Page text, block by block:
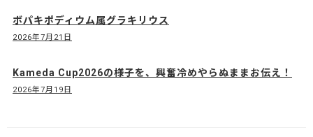
ボパキポディウム属グラキリウス
2026年7月21日
Kameda Cup2026の様子を、興奮冷めやらぬままお伝え！
2026年7月19日